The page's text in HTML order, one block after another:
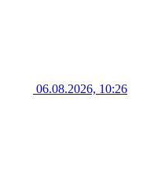
06.08.2026, 10:26